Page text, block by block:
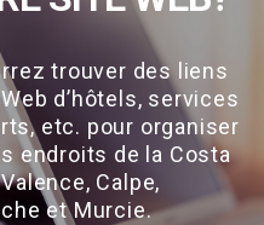
trouver des liens
d’hôtels, services
etc. pour organiser
endroits de la Costa
Calpe,
et Murcie.